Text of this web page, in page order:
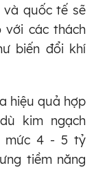
và quốc tế sẽ
với các thách
biến đổi khí
hiệu quả hợp
kim ngạch
mức 4 - 5 tỷ
tiềm năng